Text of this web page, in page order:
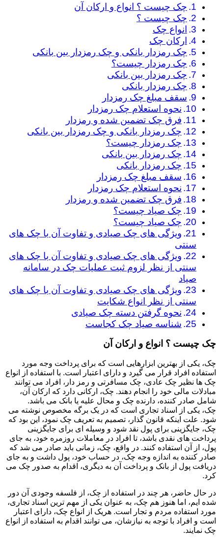
چک چیست ؟ انواع و ارکان آن
چک چیست ؟
انواع چک
ارکان چک
چک رمزدار بانکی و چک رمزدار بین بانکی
چک رمزدار چیست؟
چک رمزدار بین بانکی
چک رمزدار بانکی
سقف مبلغ چک رمزدار
نحوه استعلام چک رمزدار
فرق چک تضمین شده و رمزدار
چک رمزدار بانکی و چک رمزدار بین بانکی
چک رمزدار چیست؟
چک رمزدار بین بانکی
چک رمزدار بانکی
سقف مبلغ چک رمزدار
نحوه استعلام چک رمزدار
فرق چک تضمین شده و رمزدار
چک صیاد چیست؟
چک صیاد چیست؟
ویژگی های چک صیادی و تفاوت آن با چک های
سنتی
ویژگی های چک صیادی و تفاوت آن با چک های
سنتی از نظر لزوم ثبت عملیات چک در سامانه
صیاد
ویژگی های چک صیادی و تفاوت آن با چک های
سنتی از نظر انواع شکایت
نحوه گرفتن دسته چک صیادی
شناسه صیاد چک کجاست
چک چیست ؟ انواع و ارکان آن
چک، یکی از بهترین ابزارهایی است که برای پرداخت وجه مورد
استفاده افراد قرار می گیرد و دارای اعتبار است. با استفاده از انواع
چک ها نظیر چک عادی، چک مسافرتی و رمز دار، افراد می توانند
مبادلات مالی خود را انجام دهند. چک، ارکانی دارد که ارکان آن،
شامل صادر کننده، دارنده چک و محال علیه یا بانک می باشد.
چک، یکی از اسناد تجاری است که در یک برگه مخصوص نوشته می
شود. علت اینکه قانون گذار، تصمیم به تعریف چک نمود، این بود که
چک، جایگزینی برای پول نقد شود و وسیله ای برای جایگزینی
پرداخت های نقدی باشد، تا افراد در معاملات روزمره خود، به جای
پول، از آن استفاده کنند. در واقع، چک، زمانی باید صادر می شد که
صادر کننده به اندازه وجه چک، در حساب خود، پول داشت و به جای
دریافت پول از بانک و پرداخت آن به دیگری، اقدام به صدور چک می
کرد.
در حال حاضر، هر چند در استفاده از چک، از فلسفه وجودی آن دور
شده ایم، اما هنوز هم چک، به عنوان یکی از مهم ترین اسناد تجاری،
مورد استفاده مردم و تجار است. هریک از انواع چک، دارای اعتبار
است و افراد با توجه به نیازشان، می توانند اقدام به استفاده از انواع
چک نمایند.